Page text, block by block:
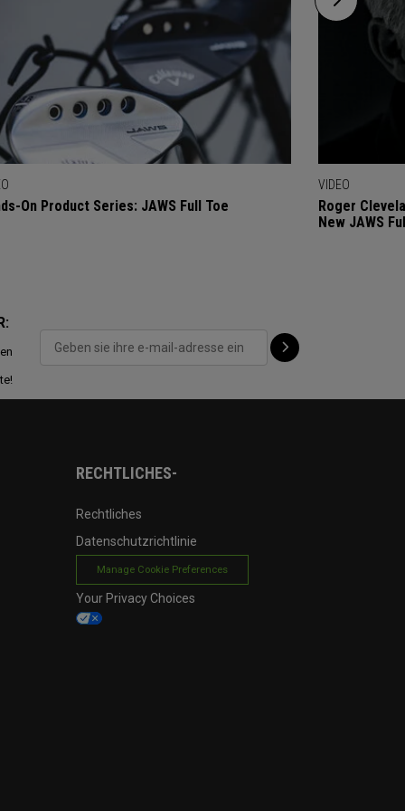
On Product Series: JAWS Full Toe
VIDEO
Roger
New JAWS
RECHTLICHES-
Rechtliches
Datenschutzrichtlinie
Manage Cookie Preferences
Your Privacy Choices